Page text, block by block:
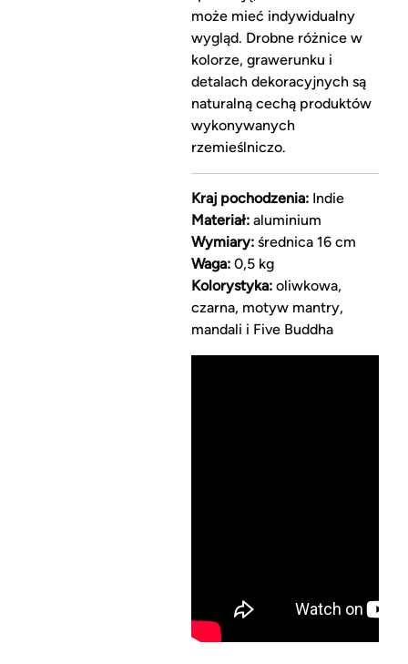
może mieć indywidualny
wygląd. Drobne różnice w
kolorze, grawerunku i
detalach dekoracyjnych są
naturalną cechą produktów
wykonywanych
rzemieślniczo.
Kraj pochodzenia:Indie
Materiał:aluminium
Wymiary:średnica 16 cm
Waga:0,5 kg
Kolorystyka:oliwkowa,
czarna, motyw mantry,
mandali i Five Buddha